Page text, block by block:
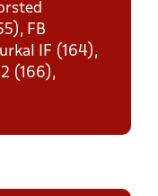
FB
IF (164),
(166),